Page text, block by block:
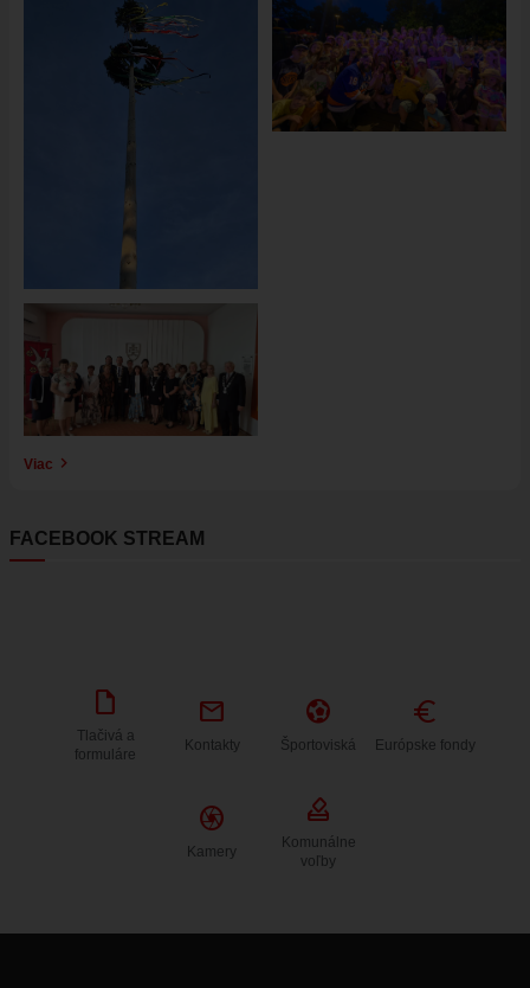
Obrázok
Viac
FACEBOOK STREAM
draft
Tlačivá a
formuláre
mail
Kontakty
sports_and_outdoors
Športoviská
Euro
Európske fondy
Camera
Kamery
how_to_vote
Komunálne
voľby